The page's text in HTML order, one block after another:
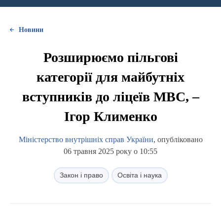
Новини
Розширюємо пільгові
категорії для майбутніх
вступників до ліцеїв МВС, –
Ігор Клименко
Міністерство внутрішніх справ України, опубліковано
06 травня 2025 року о 10:55
Закон і право Освіта і наука